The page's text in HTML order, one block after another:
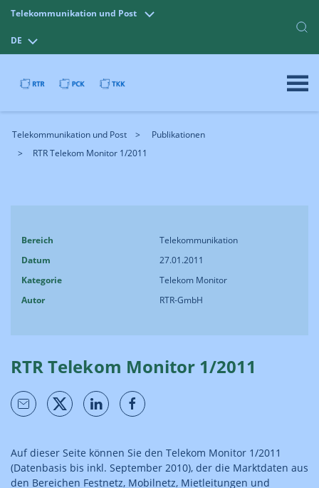
Telekommunikation und Post
DE
Telekommunikation und Post
Publikationen
RTR Telekom Monitor 1/2011
Bereich
Telekommunikation
Datum
27.01.2011
Kategorie
Telekom Monitor
Autor
RTR-GmbH
RTR Telekom Monitor 1/2011
Auf dieser Seite können Sie den Telekom Monitor 1/2011
(Datenbasis bis inkl. September 2010), der die Marktdaten aus
den Bereichen Festnetz, Mobilnetz, Mietleitungen und